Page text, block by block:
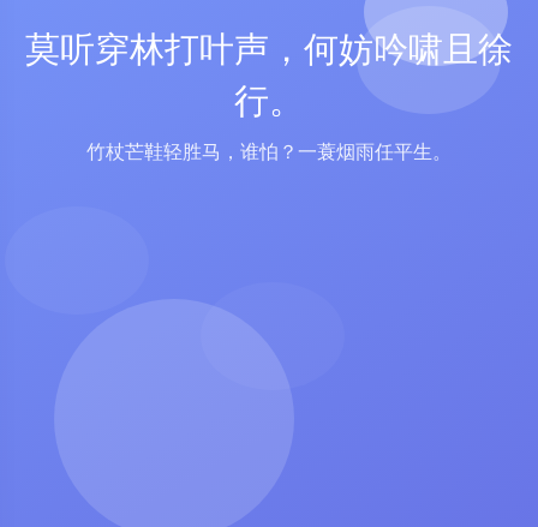
莫听穿林打叶声，何妨吟啸且徐
行。
竹杖芒鞋轻胜马，谁怕？一蓑烟雨任平生。